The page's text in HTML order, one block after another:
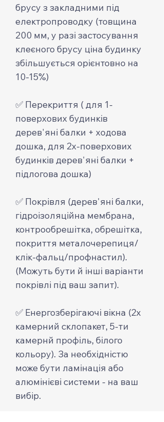
брусу з закладними під
електропроводку (товщина
200 мм, у разі застосування
клеєного брусу ціна будинку
збільшується орієнтовно на
10-15%)
✅ Перекриття ( для 1-
поверхових будинків
дерев'яні балки + ходова
дошка, для 2х-поверхових
будинків дерев'яні балки +
підлогова дошка)
✅ Покрівля (дерев'яні балки,
гідроізоляційна мембрана,
контрообрешітка, обрешітка,
покриття металочерепиця/
клік-фальц/профнастил).
(Можуть бути й інші варіанти
покрівлі під ваш запит).
✅ Енергозберігаючі вікна (2х
камерний склопакет, 5-ти
камернй профіль, білого
кольору). За необхідністю
може бути ламінація або
алюмінієві системи - на ваш
вибір.